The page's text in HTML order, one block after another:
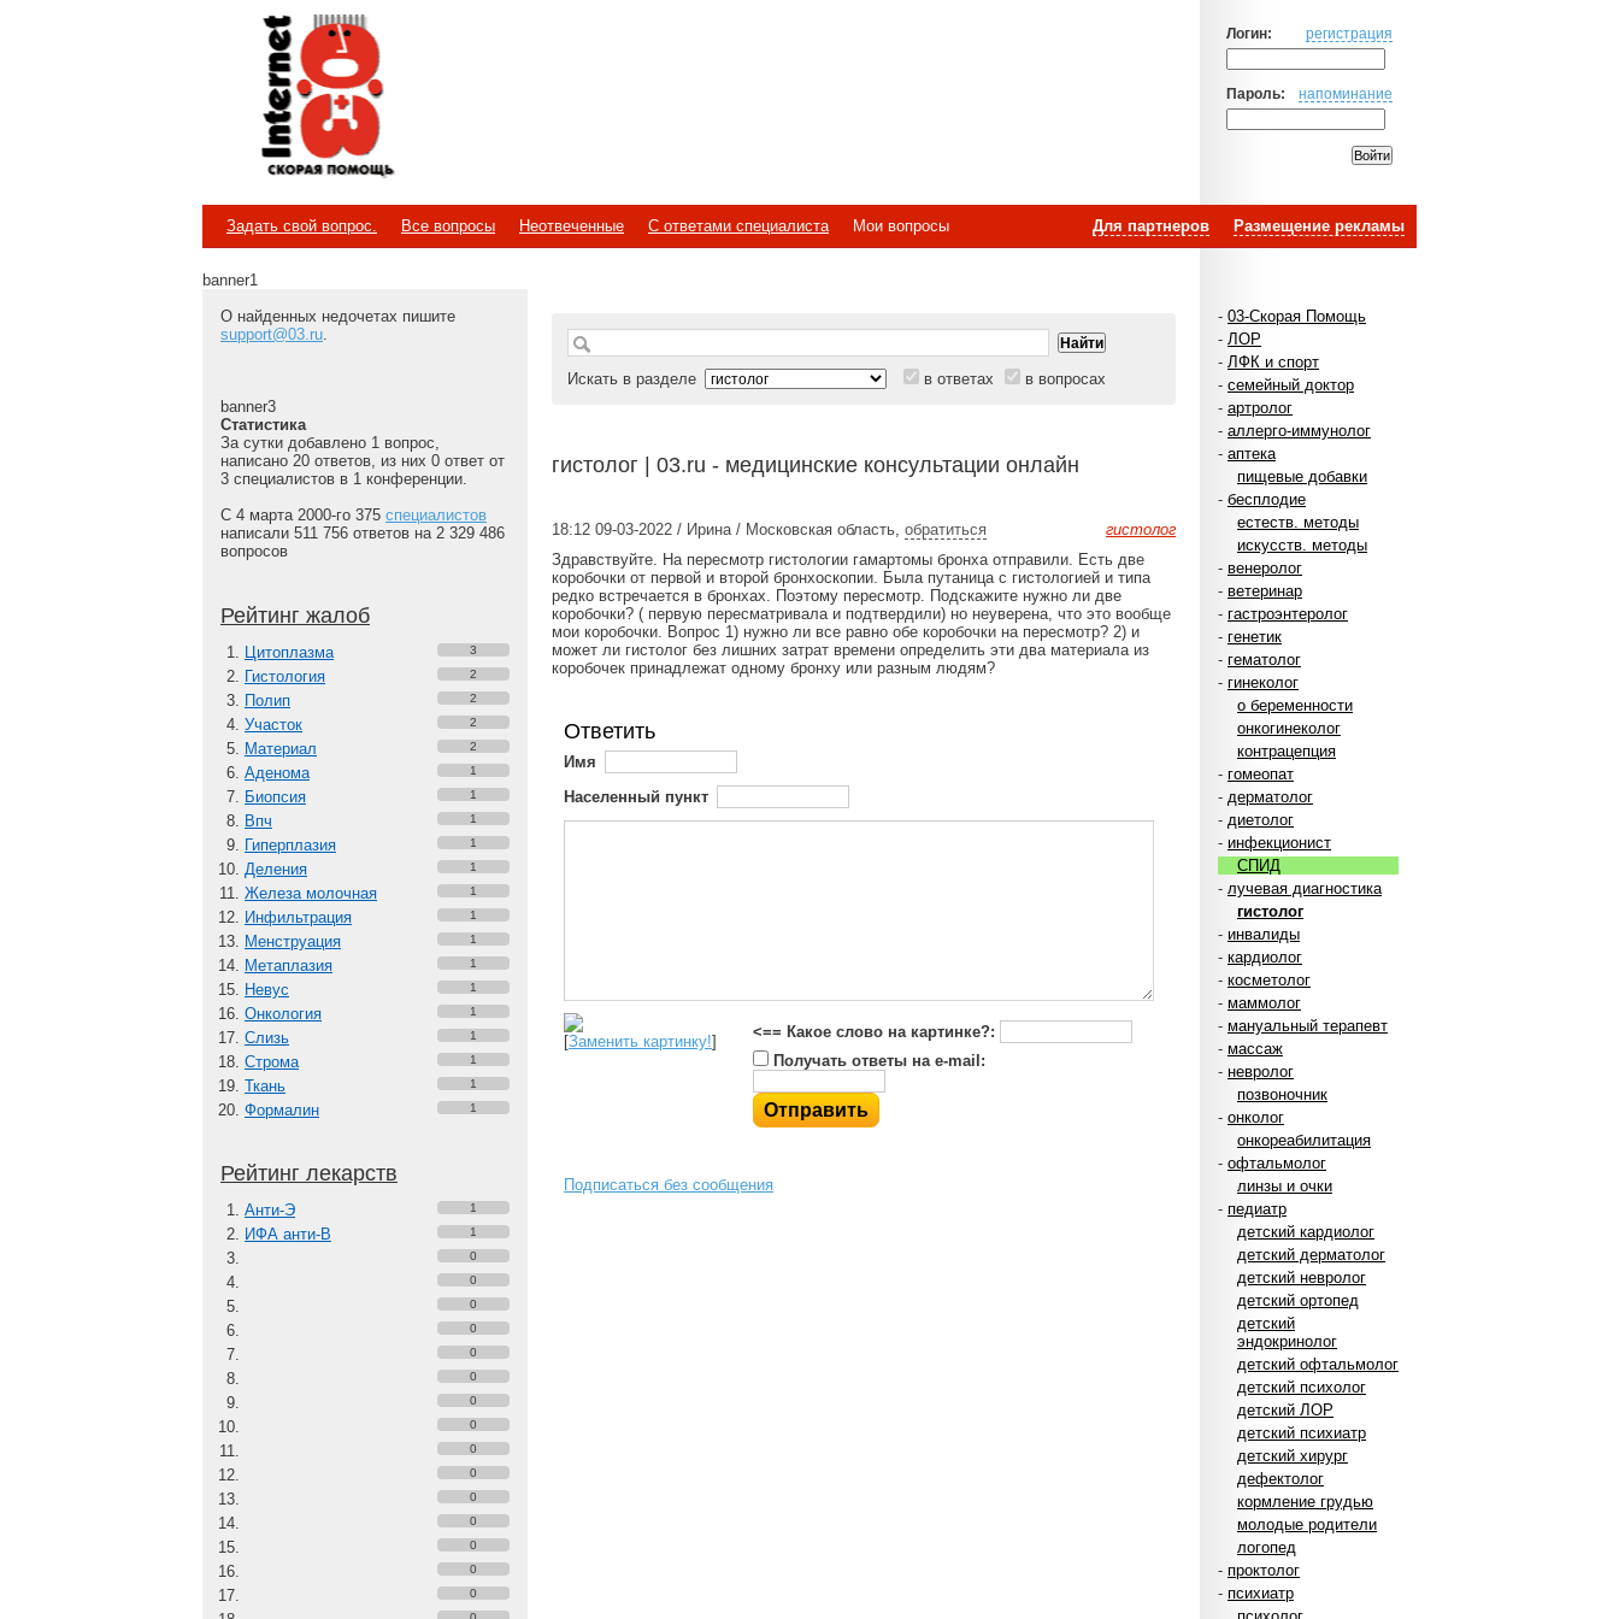
Логин: регистрация
Пароль: напоминание
Internet
Скорая помощь
Размещение рекламы
Для партнеров
Задать свой вопрос. Все вопросы Неотвеченные С ответами специалиста Мои вопросы
banner1
- 03-Скорая Помощь
- ЛОР
- ЛФК и спорт
- семейный доктор
- артролог
- аллерго-иммунолог
- аптека
пищевые добавки
- бесплодие
естеств. методы
искусств. методы
- венеролог
- ветеринар
- гастроэнтеролог
- генетик
- гематолог
- гинеколог
о беременности
онкогинеколог
контрацепция
- гомеопат
- дерматолог
- диетолог
- инфекционист
СПИД
- лучевая диагностика
гистолог
- инвалиды
- кардиолог
- косметолог
- маммолог
- мануальный терапевт
- массаж
- невролог
позвоночник
- онколог
онкореабилитация
- офтальмолог
линзы и очки
- педиатр
детский кардиолог
детский дерматолог
детский невролог
детский ортопед
детский
эндокринолог
детский офтальмолог
детский психолог
детский ЛОР
детский психиатр
детский хирург
дефектолог
кормление грудью
молодые родители
логопед
- проктолог
- психиатр
О найденных недочетах пишите
support@03.ru.
banner3
Статистика
За сутки добавлено 1 вопрос,
написано 20 ответов, из них 0 ответ от
3 специалистов в 1 конференции.
С 4 марта 2000-го 375 специалистов
написали 511 756 ответов на 2 329 486
вопросов
Рейтинг жалоб
Цитоплазма 3
Гистология 2
Полип 2
Участок 2
Материал 2
Аденома 1
Биопсия 1
Впч 1
Гиперплазия 1
Деления 1
Железа молочная 1
Инфильтрация 1
Менструация 1
Метаплазия 1
Невус 1
Онкология 1
Слизь 1
Строма 1
Ткань 1
Формалин 1
Рейтинг лекарств
Анти-Э 1
ИФА анти-В
1
0
0
0
0
0
0
0
0
0
0
0
0
0
0
0
Искать в разделе в ответах в вопросах
гистолог | 03.ru - медицинские консультации онлайн
гистолог
18:12 09-03-2022 / Ирина / Московская область, обратиться
Здравствуйте. На пересмотр гистологии гамартомы бронха отправили. Есть две
коробочки от первой и второй бронхоскопии. Была путаница с гистологией и типа
редко встречается в бронхах. Поэтому пересмотр. Подскажите нужно ли две
коробочки? ( первую пересматривала и подтвердили) но неуверена, что это вообще
мои коробочки. Вопрос 1) нужно ли все равно обе коробочки на пересмотр? 2) и
может ли гистолог без лишних затрат времени определить эти два материала из
коробочек принадлежат одному бронху или разным людям?
Ответить
Имя
Населенный пункт
[Заменить картинку!]
<== Какое слово на картинке?:
Получать ответы на e-mail:
Подписаться без сообщения